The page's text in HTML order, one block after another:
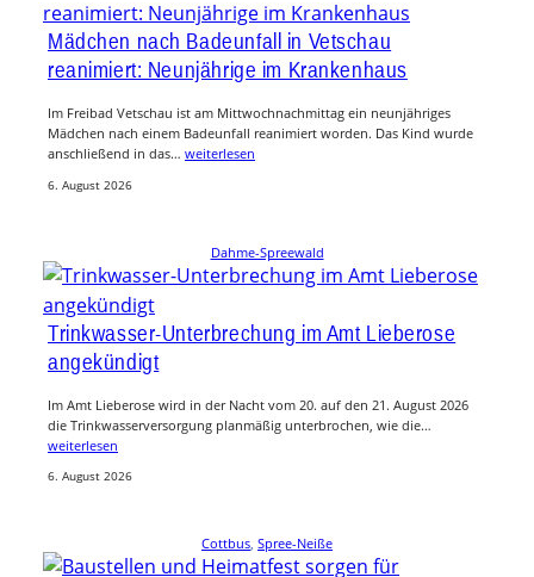
Mädchen nach Badeunfall in Vetschau
reanimiert: Neunjährige im Krankenhaus
Im Freibad Vetschau ist am Mittwochnachmittag ein neunjähriges
Mädchen nach einem Badeunfall reanimiert worden. Das Kind wurde
anschließend in das… weiterlesen
6. August 2026
Dahme-Spreewald
Trinkwasser-Unterbrechung im Amt Lieberose
angekündigt
Im Amt Lieberose wird in der Nacht vom 20. auf den 21. August 2026
die Trinkwasserversorgung planmäßig unterbrochen, wie die…
weiterlesen
6. August 2026
Cottbus, Spree-Neiße